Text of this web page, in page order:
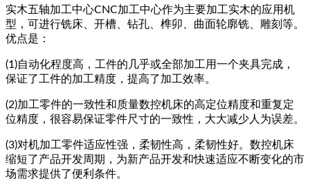
实木五轴加工中心CNC加工中心作为主要加工实木的应用机
型，可进行铣床、开槽、钻孔、榫卯、曲面轮廓铣、雕刻等。
优点是：
(1)自动化程度高，工件的几乎或全部加工用一个夹具完成，
保证了工件的加工精度，提高了加工效率。
(2)加工零件的一致性和质量数控机床的高定位精度和重复定
位精度，很容易保证零件尺寸的一致性，大大减少人为误差。
(3)对机加工零件适应性强，柔韧性高，柔韧性好。数控机床
缩短了产品开发周期，为新产品开发和快速适应不断变化的市
场需求提供了便利条件。